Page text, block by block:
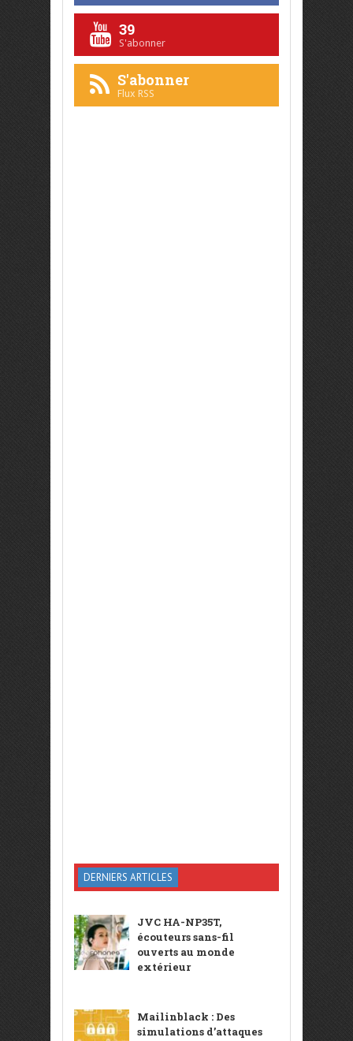
39
S'abonner
S'abonner
Flux RSS
DERNIERS ARTICLES
JVC HA-NP35T,
écouteurs sans-fil
ouverts au monde
extérieur
Mailinblack : Des
simulations d’attaques